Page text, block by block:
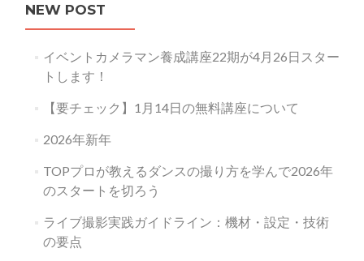
NEW POST
イベントカメラマン養成講座22期が4月26日スター
トします！
【要チェック】1月14日の無料講座について
2026年新年
TOPプロが教えるダンスの撮り方を学んで2026年
のスタートを切ろう
ライブ撮影実践ガイドライン：機材・設定・技術
の要点